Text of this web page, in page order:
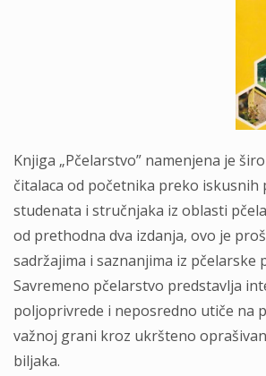
Knjiga „Pčelarstvo” namenjena je
čitalaca od početnika preko iskusnih
studenata i stručnjaka iz oblasti
od prethodna dva izdanja, ovo je
sadržajima i saznanjima iz pčelarske
Savremeno pčelarstvo predstavlja
poljoprivrede i neposredno utiče na
važnoj grani kroz ukršteno
biljaka.